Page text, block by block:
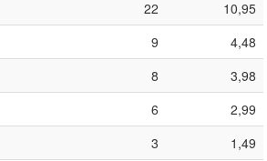
22
10,95
9
4,48
8
3,98
6
2,99
3
1,49